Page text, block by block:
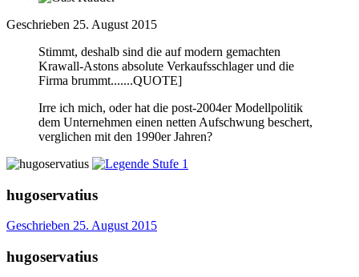
Geschrieben 25. August 2015
Stimmt, deshalb sind die auf modern gemachten
Krawall-Astons absolute Verkaufsschlager und die
Firma brummt.......QUOTE]
Irre ich mich, oder hat die post-2004er Modellpolitik
dem Unternehmen einen netten Aufschwung beschert,
verglichen mit den 1990er Jahren?
hugoservatius
Geschrieben 25. August 2015
hugoservatius